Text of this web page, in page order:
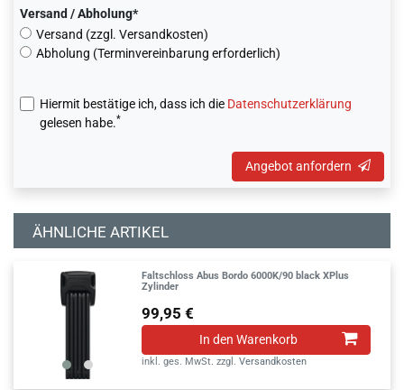
Versand / Abholung*
Versand (zzgl. Versandkosten)
Abholung (Terminvereinbarung erforderlich)
Hiermit bestätige ich, dass ich die Daten­schutz­erklärung
gelesen habe.*
Angebot anfordern
ÄHNLICHE ARTIKEL
Faltschloss Abus Bordo 6000K/90 black XPlus
Zylinder
99,95 €
In den Warenkorb
inkl. ges. MwSt. zzgl.Versandkosten